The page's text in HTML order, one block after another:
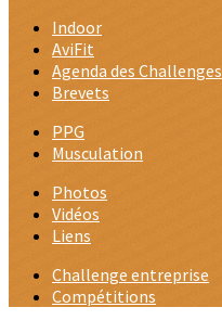
Indoor
AviFit
Agenda des Challenges
Brevets
PPG
Musculation
Photos
Vidéos
Liens
Challenge entreprise
Compétitions